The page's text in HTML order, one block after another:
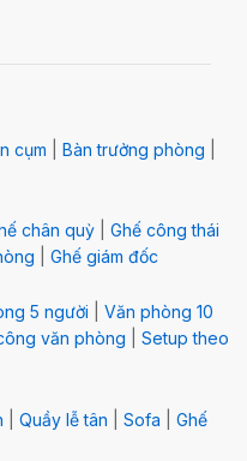
cụm Bàn trưởng phòng
chân quỳ
Ghế công thái
Ghế giám đốc
5 người
Văn phòng 10
văn phòng
Setup theo
Quầy lễ tân Sofa
Ghế